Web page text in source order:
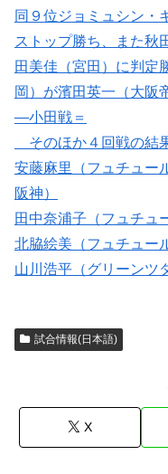
同９位ジョミュシン・
ストップ勝ち、また秋
田美佳（宮田）に判定
岡）が濱田英一（大阪
―小田戦＝
そのほか４回戦の結
安藤麻里（フュチュ
阪神）
田中奈浦子（フュチュ
北脇絵美（フュチュー
山川浩平（グリーンツ
試合情報(日本語)
X